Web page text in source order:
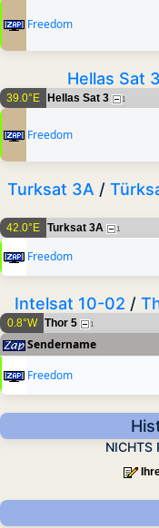
Freedom
Hellas Sat 3
39.0°E Hellas Sat 3 1
Freedom
Turksat 3A /
42.0°E Turksat 3A 1
Freedom
Intelsat 10-02 /
0.8°W Thor 5 1
Sendername
Freedom
NICHTS